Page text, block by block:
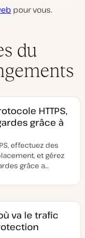
pour vous.
du
HTTPS,
grâce à
effectuez des
et gérez
grâce a…
va le trafic